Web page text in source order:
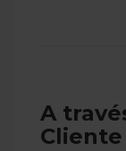
A
Cliente